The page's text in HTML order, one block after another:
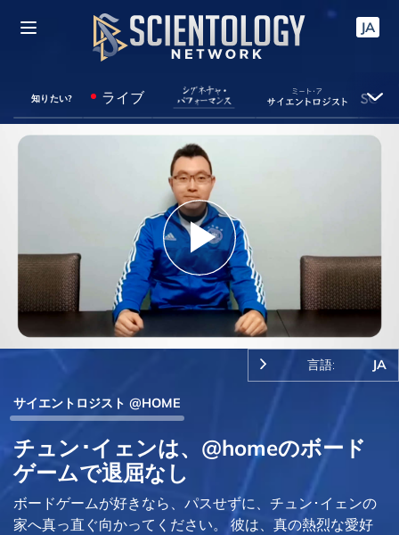
JA
知りたい? ライブ
Play
Video
言語: JA
サイエントロジスト @HOME
チュン･イェンは、@homeのボード
ゲームで退屈なし
ボードゲームが好きなら、パスせずに、チュン･イェンの
家へ真っ直ぐ向かってください。 彼は、真の熱烈な愛好